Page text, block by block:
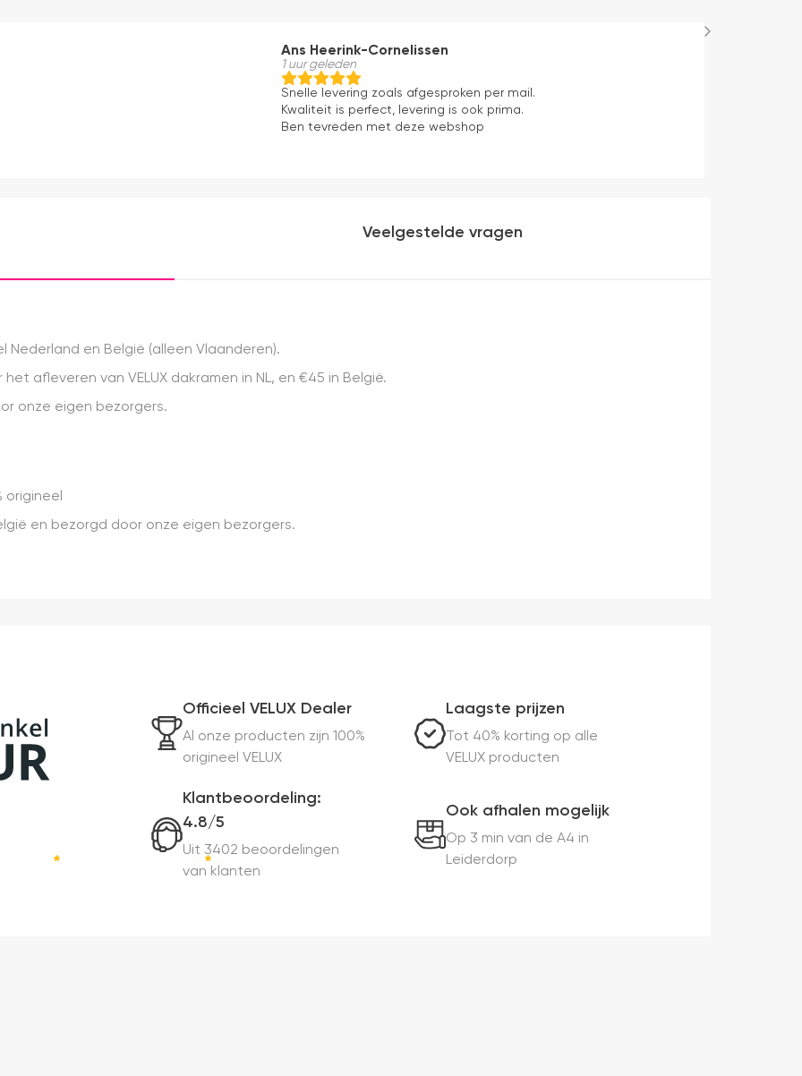
Ans Heerink-Cornelissen
1 uur geleden
Snelle levering zoals afgesproken per mail.
Kwaliteit is perfect, levering is ook prima.
Ben tevreden met deze webshop
Veelgestelde vragen
Nederland en België (alleen Vlaanderen).
afleveren van VELUX dakramen in NL, en €45 in België.
onze eigen bezorgers.
origineel
en bezorgd door onze eigen bezorgers.
Officieel VELUX Dealer
Al onze producten zijn 100%
origineel VELUX
Laagste prijzen
Tot 40% korting op alle
VELUX producten
Klantbeoordeling:
4.8/5
Uit 3402 beoordelingen
van klanten
Ook afhalen mogelijk
Op 3 min van de A4 in
Leiderdorp